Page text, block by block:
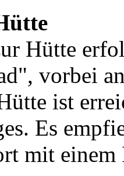
Hütte
vorbei
ist
Es
mit